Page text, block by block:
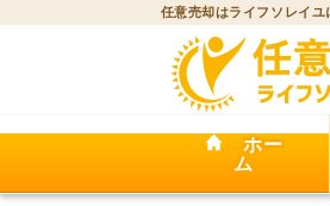
任意売却はライフソレイユ
ホー
ム